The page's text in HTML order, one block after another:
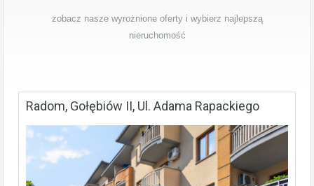
zobacz nasze wyrożnione oferty i wybierz najlepszą
nieruchomość
Radom, Gołębiów II, Ul. Adama Rapackiego